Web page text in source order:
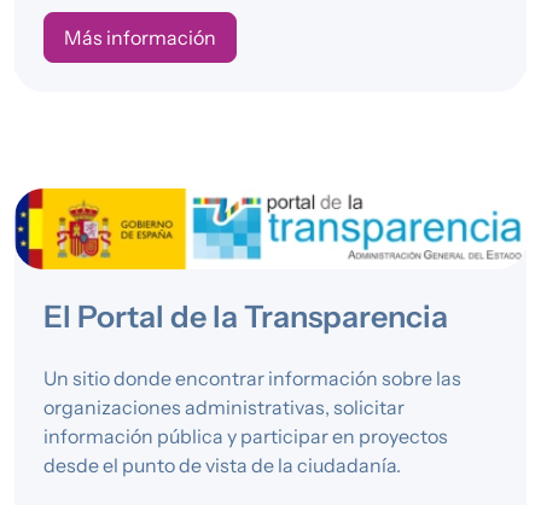
Más información
El Portal de la Transparencia
Un sitio donde encontrar información sobre las
organizaciones administrativas, solicitar
información pública y participar en proyectos
desde el punto de vista de la ciudadanía.